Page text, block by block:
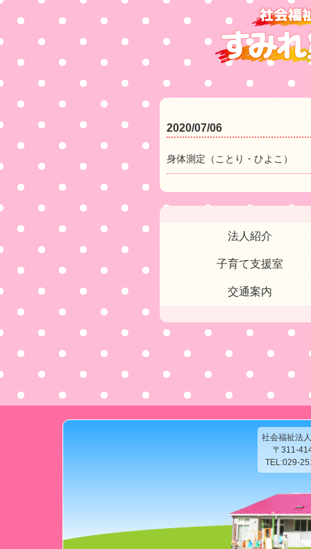
2020/07/06
身体測定（ことり・ひよこ）
法人紹介
子育て支援室
交通案内
社会福祉法
〒311-
TEL:029-